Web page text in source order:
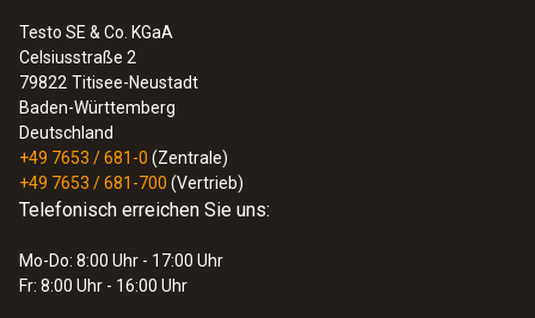
:0560 0810
testo 810 - Infrarot-Thermometer
Testo SE & Co. KGaA
Celsiusstraße 2
79822 Titisee-Neustadt
Baden-Württemberg
Deutschland
+49 7653 / 681-0 (Zentrale)
+49 7653 / 681-700 (Vertrieb)
Telefonisch erreichen Sie uns:
Mo-Do: 8:00 Uhr - 17:00 Uhr
Fr: 8:00 Uhr - 16:00 Uhr